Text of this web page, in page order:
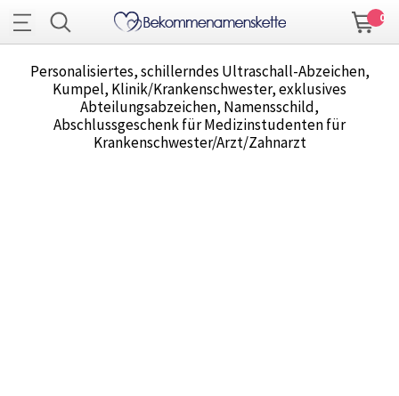
0
Personalisiertes, schillerndes Ultraschall-Abzeichen,
Kumpel, Klinik/Krankenschwester, exklusives
Abteilungsabzeichen, Namensschild,
Abschlussgeschenk für Medizinstudenten für
Krankenschwester/Arzt/Zahnarzt